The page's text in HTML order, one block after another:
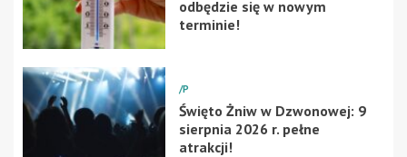
odbędzie się w nowym
terminie!
/P
Święto Żniw w Dzwonowej: 9
sierpnia 2026 r. pełne
atrakcji!